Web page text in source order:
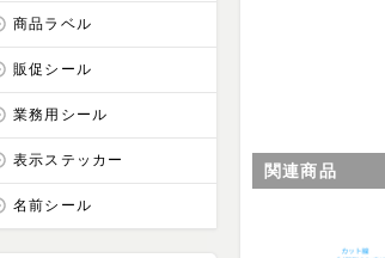
商品ラベル
販促シール
業務用シール
表示ステッカー
名前シール
関連商品